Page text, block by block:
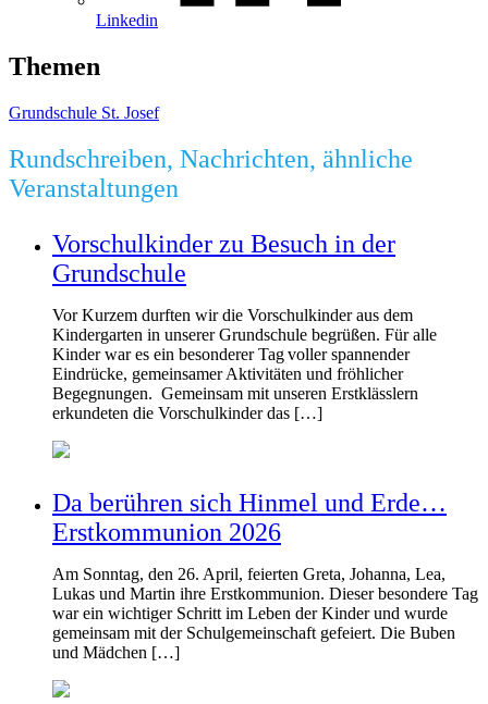
Linkedin
Themen
Grundschule St. Josef
Rundschreiben, Nachrichten, ähnliche
Veranstaltungen
Vorschulkinder zu Besuch in der
Grundschule
Vor Kurzem durften wir die Vorschulkinder aus dem
Kindergarten in unserer Grundschule begrüßen. Für alle
Kinder war es ein besonderer Tag voller spannender
Eindrücke, gemeinsamer Aktivitäten und fröhlicher
Begegnungen. Gemeinsam mit unseren Erstklässlern
erkundeten die Vorschulkinder das […]
Da berühren sich Hinmel und Erde…
Erstkommunion 2026
Am Sonntag, den 26. April, feierten Greta, Johanna, Lea,
Lukas und Martin ihre Erstkommunion. Dieser besondere Tag
war ein wichtiger Schritt im Leben der Kinder und wurde
gemeinsam mit der Schulgemeinschaft gefeiert. Die Buben
und Mädchen […]